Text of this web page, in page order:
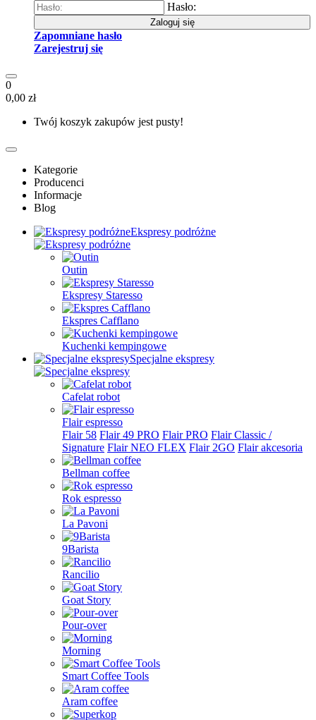
Hasło:
Zaloguj się
Zapomniane hasło
Zarejestruj się
0
0,00 zł
Twój koszyk zakupów jest pusty!
Kategorie
Producenci
Informacje
Blog
Ekspresy podróżne
Outin
Ekspresy Staresso
Ekspres Cafflano
Kuchenki kempingowe
Specjalne ekspresy
Cafelat robot
Flair espresso
Flair 58 Flair 49 PRO Flair PRO Flair Classic /
Signature Flair NEO FLEX Flair 2GO Flair akcesoria
Bellman coffee
Rok espresso
La Pavoni
9Barista
Rancilio
Goat Story
Pour-over
Morning
Smart Coffee Tools
Aram coffee